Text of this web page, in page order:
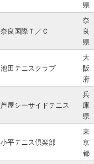
県
奈良国際Ｔ／Ｃ
奈
良
県
池田テニスクラブ
大
阪
府
芦屋シーサイドテニス
兵
庫
県
小平テニス倶楽部
東
京
都